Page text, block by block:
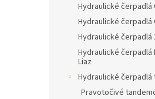
Hydraulické čerpadlá
Hydraulické čerpadlá
Hydraulické
Hydraulické čerpadlá
Liaz
Hydraulické
Pravotočivé